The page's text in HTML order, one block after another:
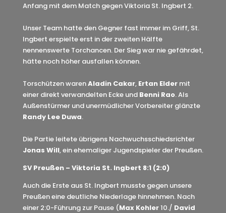
Anfang mit dem Match gegen Viktoria St. Ingbert 2.
Unser Team hatte den Gegner fast immer im Griff, St.
Ingbert erspielte erst in der zweiten Hälfte
nennenswerte Torchancen. Der Sieg war nie gefährdet,
hätte noch höher ausfallen können.
Torschützen warenAladin Cakar, Ertan Eldermit
einer direkt verwandelten Ecke und Benni Rao. Als
Außenstürmer und unermüdlicher Vorbereiter glänzte
Randy Lee Duwa.
Die Partie leitete übrigens Nachwuchsschiedsrichter
Jonas Will, ein ehemaliger Jugendspieler der Preußen.
SV Preußen – Viktoria St. Ingbert 8:1 (2:0)
Auch die Erste aus St. Ingbert musste gegen unsere
Preußen eine deutliche Niederlage hinnehmen. Nach
einer 2:0-Führung zur Pause (Max Kohler10./ David